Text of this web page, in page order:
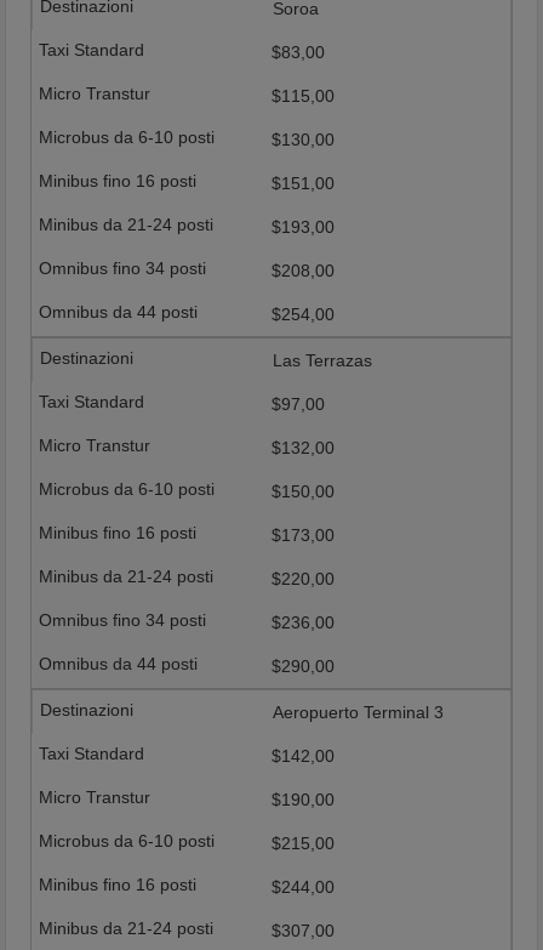
Soroa
$83,00
$115,00
$130,00
$151,00
$193,00
$208,00
$254,00
Las Terrazas
$97,00
$132,00
$150,00
$173,00
$220,00
$236,00
$290,00
Aeropuerto Terminal 3
$142,00
$190,00
$215,00
$244,00
$307,00